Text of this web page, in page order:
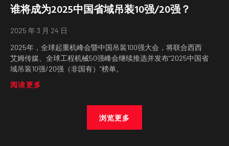
谁将成为2025中国省域吊装10强/20强？
2025 年 3 月 24 日
2025年，全球起重机峰会暨中国吊装100强大会，将联合西西
艾姆传媒、全球工程机械50强峰会继续推选并发布“2025中国省
域吊装10强/20强（非国有）”榜单。
阅读更多
浏览更多